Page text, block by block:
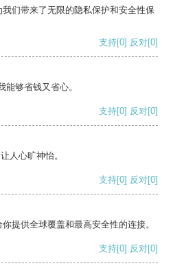
们带来了无限的隐私保护和安全性保
支持[0] 反对[0]
够省钱又省心。
支持[0] 反对[0]
人心旷神怡。
支持[0] 反对[0]
提供全球覆盖和最高安全性的连接。
支持[0] 反对[0]